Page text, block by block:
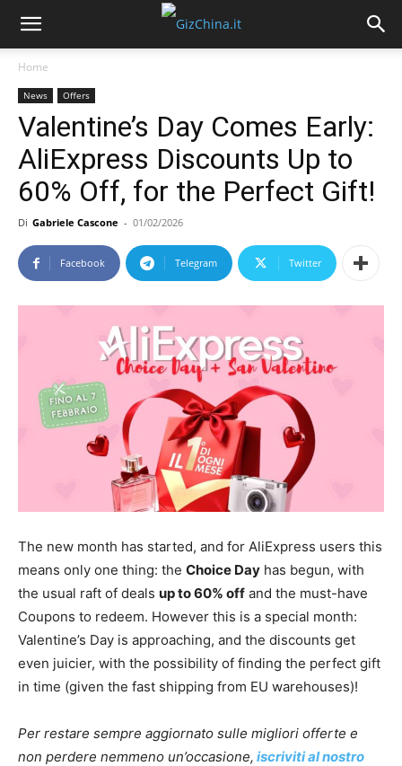
Home
News Offers
Valentine’s Day Comes Early:
AliExpress Discounts Up to
60% Off, for the Perfect Gift!
Di Gabriele Cascone - 01/02/2026
Facebook Telegram Twitter
The new month has started, and for AliExpress users this
means only one thing: the Choice Day has begun, with
the usual raft of deals up to 60% off and the must-have
Coupons to redeem. However this is a special month:
Valentine’s Day is approaching, and the discounts get
even juicier, with the possibility of finding the perfect gift
in time (given the fast shipping from EU warehouses)!
Per restare sempre aggiornato sulle migliori offerte e
non perdere nemmeno un’occasione, iscriviti al nostro